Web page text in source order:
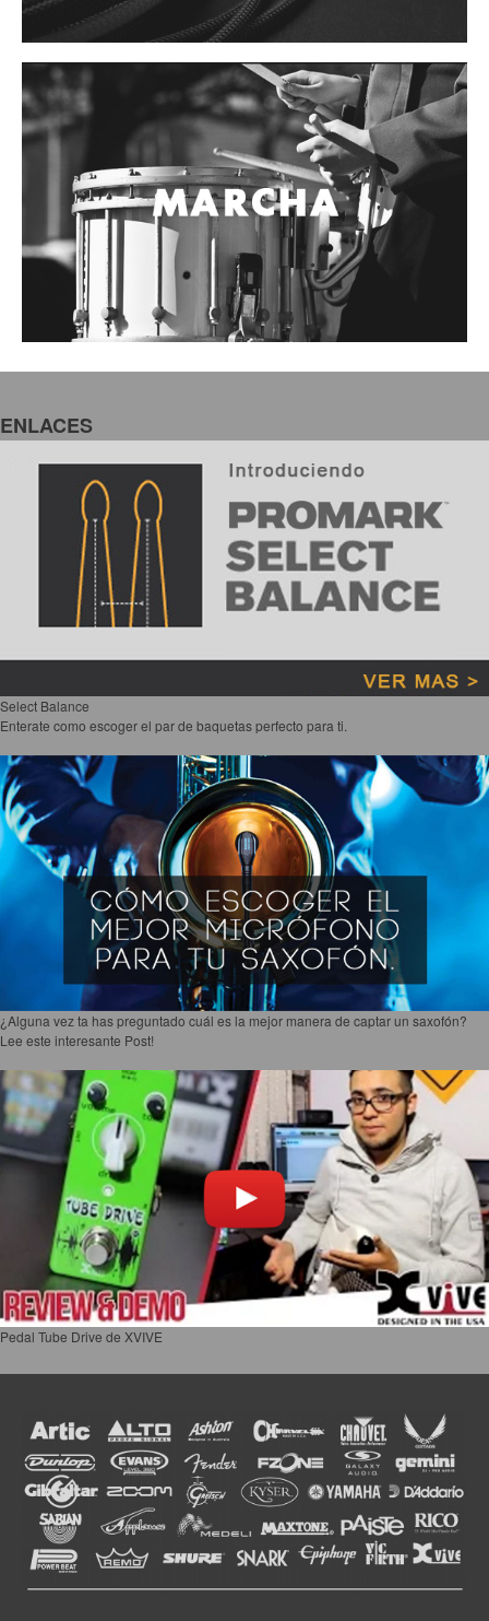
ENLACES
Select Balance
Enterate como escoger el par de baquetas perfecto para ti.
¿Alguna vez ta has preguntado cuál es la mejor manera de captar un saxofón?
Lee este interesante Post!
Pedal Tube Drive de XVIVE